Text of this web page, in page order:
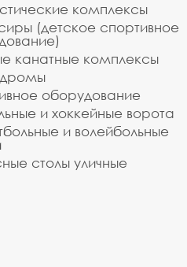
комплексы
(детское спортивное
канатные комплексы
оборудование
и хоккейные ворота
и волейбольные
столы уличные